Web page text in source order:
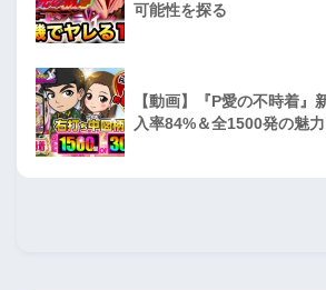
可能性を探る
【動画】『P愛の不時着』
入率84%＆全1500発の魅力